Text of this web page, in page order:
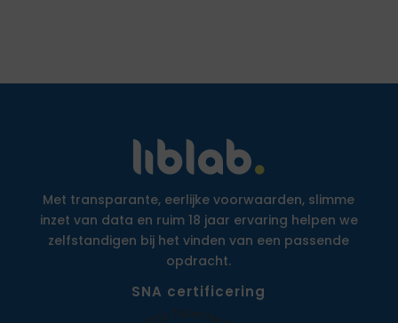
Met transparante, eerlijke voorwaarden, slimme
inzet van data en ruim 18 jaar ervaring helpen we
zelfstandigen bij het vinden van een passende
opdracht.
SNA certificering